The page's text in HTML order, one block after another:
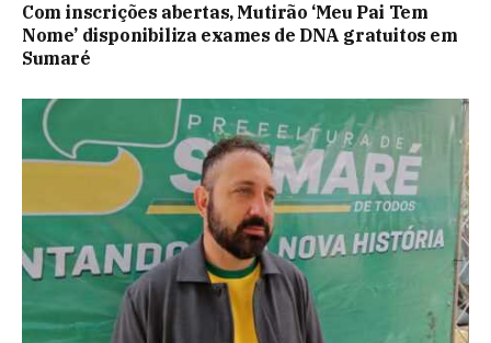
Com inscrições abertas, Mutirão ‘Meu Pai Tem
Nome’ disponibiliza exames de DNA gratuitos em
Sumaré